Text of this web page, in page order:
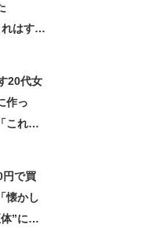
はすご
20代女
作っ
れぞ
で買
懐かし
”に